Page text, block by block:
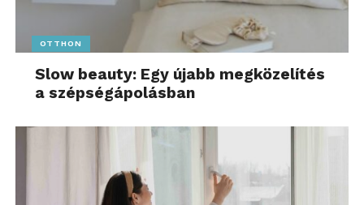
OTTHON
Slow beauty: Egy újabb megközelítés
a szépségápolásban